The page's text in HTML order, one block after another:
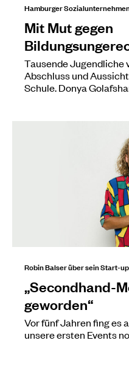
Hamburger
Mit Mut gegen
Tausende Jugendliche
Abschluss und
Schule. Donya
Robin Balser über sein Start-
„Secondhand-
geworden“
Vor fünf Jahren fing es
unsere ersten Events